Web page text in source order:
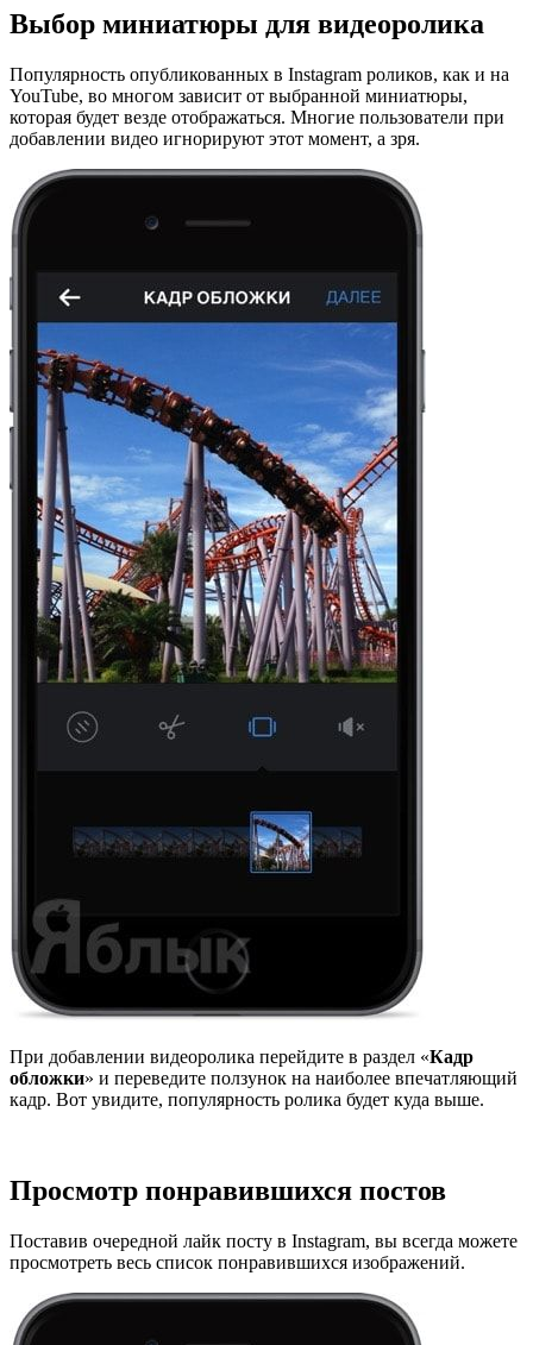
Выбор миниатюры для видеоролика
Популярность опубликованных в Instagram роликов, как и на
YouTube, во многом зависит от выбранной миниатюры,
которая будет везде отображаться. Многие пользователи при
добавлении видео игнорируют этот момент, а зря.
При добавлении видеоролика перейдите в раздел «Кадр
обложки» и переведите ползунок на наиболее впечатляющий
кадр. Вот увидите, популярность ролика будет куда выше.
Просмотр понравившихся постов
Поставив очередной лайк посту в Instagram, вы всегда можете
просмотреть весь список понравившихся изображений.